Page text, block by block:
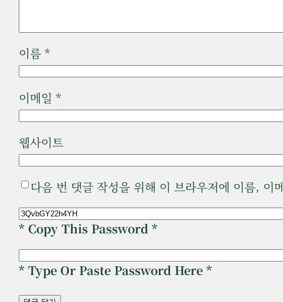
이름 *
이메일 *
웹사이트
다음 번 댓글 작성을 위해 이 브라우저에 이름, 이
* Copy This Password *
* Type Or Paste Password Here *